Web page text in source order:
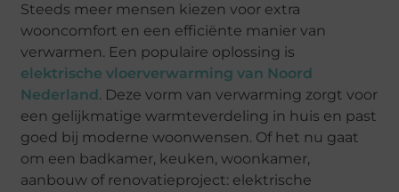
Steeds meer mensen kiezen voor extra
wooncomfort en een efficiënte manier van
verwarmen. Een populaire oplossing is
elektrische vloerverwarming van Noord
Nederland. Deze vorm van verwarming zorgt voor
een gelijkmatige warmteverdeling in huis en past
goed bij moderne woonwensen. Of het nu gaat
om een badkamer, keuken, woonkamer,
aanbouw of renovatieproject: elektrische